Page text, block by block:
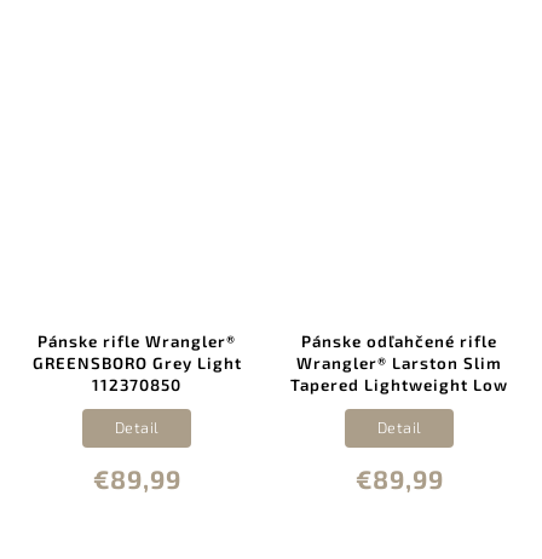
Pánske rifle Wrangler®
GREENSBORO Grey Light
112370850
€89,99
Detail
Pánske odľahčené rifle
Wrangler® Larston Slim
Tapered Lightweight Low
Stretch Jean 112377822
€89,99
Detail